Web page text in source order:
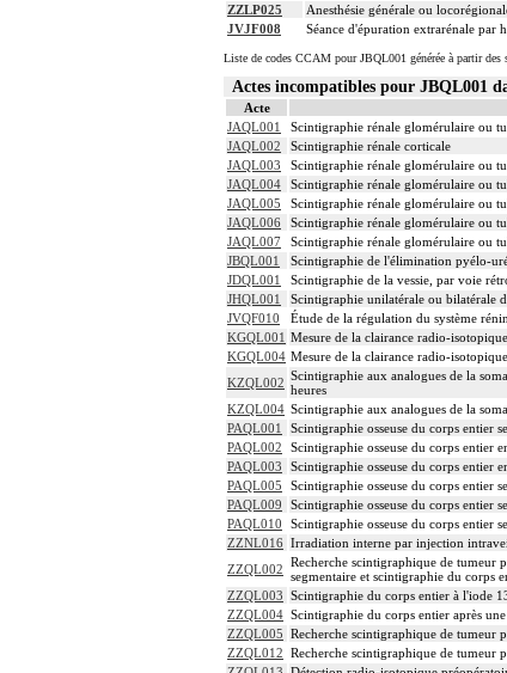
ZZLP025
Anesthésie générale ou
JVJF008
Séance d'épuration extrarénale
Liste de codes CCAM pour JBQL001 générée à partir
Actes incompatibles pour JBQL001
Acte
JAQL001
Scintigraphie rénale glomérulaire ou
JAQL002
Scintigraphie rénale corticale
JAQL003
Scintigraphie rénale glomérulaire ou
JAQL004
Scintigraphie rénale glomérulaire ou
JAQL005
Scintigraphie rénale glomérulaire ou
JAQL006
Scintigraphie rénale glomérulaire ou
JAQL007
Scintigraphie rénale glomérulaire ou
JBQL001
Scintigraphie de l'élimination pyélo-
JDQL001
Scintigraphie de la vessie, par voie
JHQL001
Scintigraphie unilatérale ou bilatérale
JVQF010
Étude de la régulation du système
KGQL001 Mesure de la clairance radio-
KGQL004 Mesure de la clairance radio-
KZQL002 Scintigraphie aux analogues de la
heures
KZQL004 Scintigraphie aux analogues de la
PAQL001
Scintigraphie osseuse du corps entier
PAQL002
Scintigraphie osseuse du corps entier
PAQL003
Scintigraphie osseuse du corps entier
PAQL005
Scintigraphie osseuse du corps entier
PAQL009
Scintigraphie osseuse du corps entier
PAQL010
Scintigraphie osseuse du corps entier
ZZNL016 Irradiation interne par injection
ZZQL002 Recherche scintigraphique de tumeur
segmentaire et scintigraphie du corps
ZZQL003 Scintigraphie du corps entier à l'iode
ZZQL004 Scintigraphie du corps entier après
ZZQL005 Recherche scintigraphique de tumeur
ZZQL012 Recherche scintigraphique de tumeur